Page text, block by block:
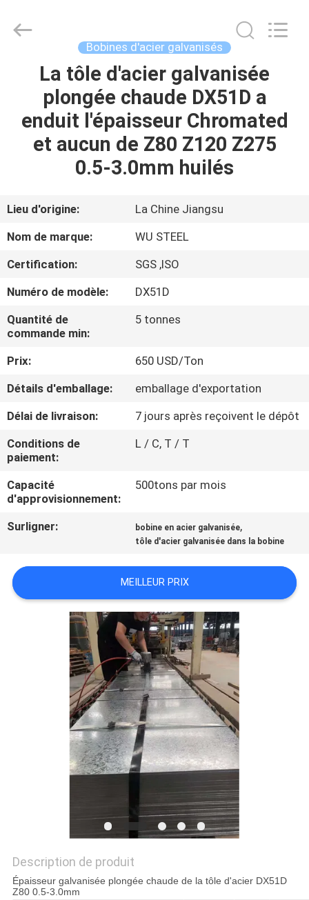
MAISON
PRODUITS
DE
NOUS
VISITE
D'USINE
CONTRÔLE
DE
QUALITÉ
CONTACTEZ-
NOUS
NOUVELLES
COMPANY
PRIVACY
STEEL
INDUSTRIAL
Bobines d'acier galvanisés
La tôle d'acier galvanisée
plongée chaude DX51D a
enduit l'épaisseur Chromated
et aucun de Z80 Z120 Z275
0.5-3.0mm huilés
Lieu d'origine:
La Chine Jiangsu
Nom de marque:
WU STEEL
Certification:
SGS ,ISO
Numéro de modèle:
DX51D
Quantité de
commande min:
5 tonnes
Prix:
650 USD/Ton
Détails d'emballage:
emballage d'exportation
Délai de livraison:
7 jours après reçoivent le dépôt
Conditions de
paiement:
L / C, T / T
Capacité
d'approvisionnement:
500tons par mois
Surligner: bobine en acier galvanisée,
tôle d'acier galvanisée dans la bobine
MEILLEUR PRIX
Description de produit
Épaisseur galvanisée plongée chaude de la tôle d'acier DX51D
Z80 0.5-3.0mm